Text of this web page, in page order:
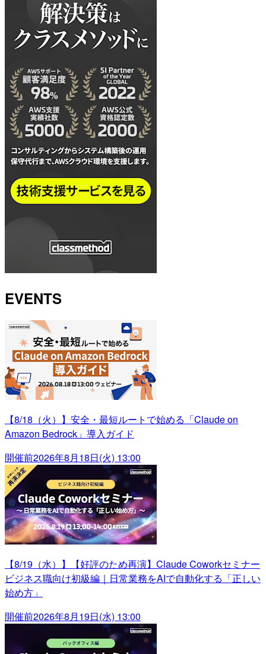
EVENTS
【8/18（火）】安全・最短ルートで始める「Claude on
Amazon Bedrock」導入ガイド
開催前2026年8月18日(火) 13:00
【8/19（水）】【好評のため再演】Claude Coworkセミナー
ビジネス職向け初級編｜日常業務をAIで自動化する「正しい
始め方」
開催前2026年8月19日(水) 13:00